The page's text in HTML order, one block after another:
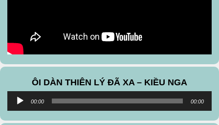
ÔI DÀN THIÊN LÝ ĐÃ XA – KIỀU NGA
Audio
00:00 00:00